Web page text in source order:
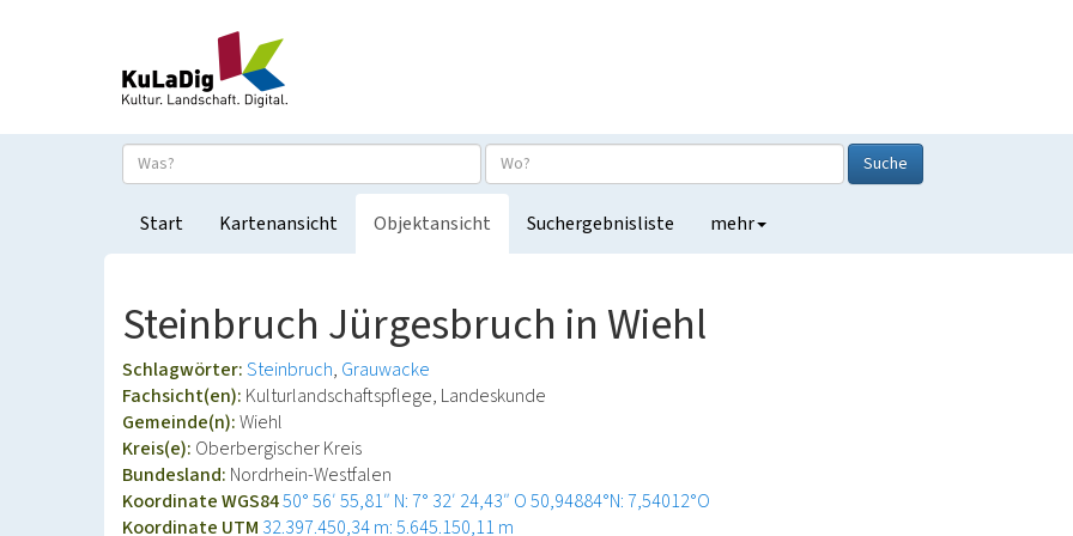
Suche
Start Kartenansicht Objektansicht Suchergebnisliste mehr
Steinbruch Jürgesbruch in Wiehl
Schlagwörter:Steinbruch Grauwacke
Fachsicht(en): Kulturlandschaftspflege, Landeskunde
Gemeinde(n):Wiehl
Kreis(e): Oberbergischer Kreis
Bundesland: Nordrhein-Westfalen
Koordinate WGS8450° 56′ 55,81″ N: 7° 32′ 24,43″ O50,94884°N: 7,54012°O
Koordinate UTM 32.397.450,34 m: 5.645.150,11 m